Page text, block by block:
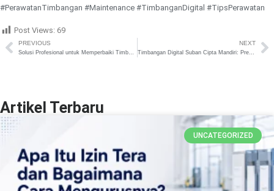
#PerawatanTimbangan #Maintenance #TimbanganDigital #TipsPerawatan
Post Views: 69
PREVIOUS
Solusi Profesional untuk Memperbaiki Timbangan Digital Anda!
NEXT
Timbangan Digital Suban Cipta Mandiri: Presisi, Kemudahan dan Kepuasan Dalam Satu Genggaman
Artikel Terbaru
UNCATEGORIZED